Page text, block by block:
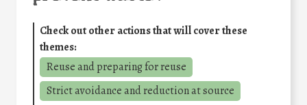
Check out other actions that will cover these
themes:
Reuse and preparing for reuse
Strict avoidance and reduction at source